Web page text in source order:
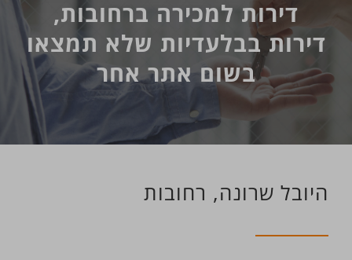
דירות למכירה ברחובות,
דירות בבלעדיות שלא תמצאו
בשום אתר אחר
היובל שרונה, רחובות